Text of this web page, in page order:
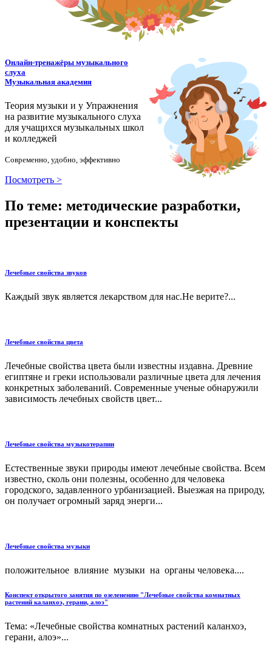
Онлайн-тренажёры музыкального
слуха
Музыкальная академия
Теория музыки и у Упражнения
на развитие музыкального слуха
для учащихся музыкальных школ
и колледжей
Современно, удобно, эффективно
Посмотреть >
По теме: методические разработки,
презентации и конспекты
Лечебные свойства звуков
Каждый звук является лекарством для нас.Не верите?...
Лечебные свойства цвета
Лечебные свойства цвета были известны издавна. Древние
египтяне и греки использовали различные цвета для лечения
конкретных заболеваний. Современные ученые обнаружили
зависимость лечебных свойств цвет...
Лечебные свойства музыкотерапии
Естественные звуки природы имеют лечебные свойства. Всем
известно, сколь они полезны, особенно для человека
городского, задавленного урбанизацией. Выезжая на природу,
он получает огромный заряд энерги...
Лечебные свойства музыки
положительное влияние музыки на органы человека....
Конспект открытого занятия по озеленению "Лечебные свойства комнатных
растений каланхоэ, герани, алоэ"
Тема: «Лечебные свойства комнатных растений каланхоэ,
герани, алоэ»...